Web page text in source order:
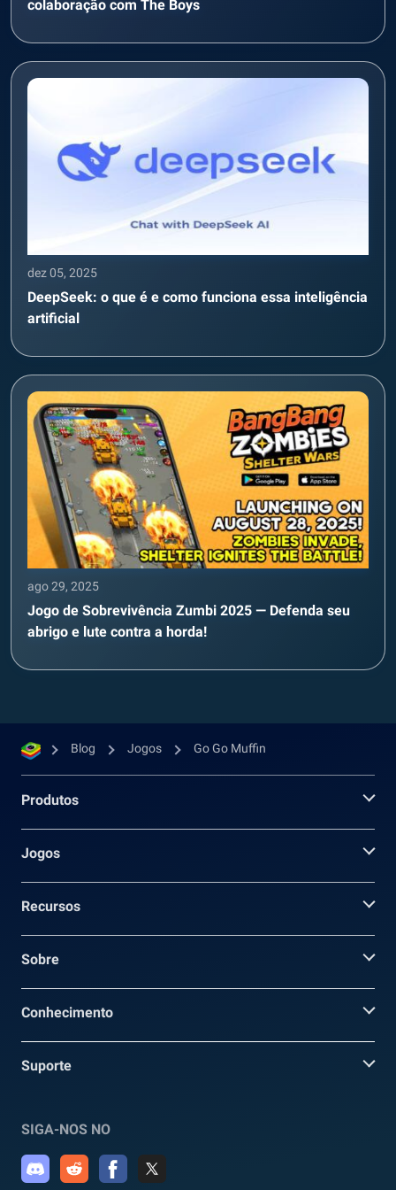
colaboração com The Boys
dez 05, 2025
DeepSeek: o que é e como funciona essa inteligência
artificial
ago 29, 2025
Jogo de Sobrevivência Zumbi 2025 — Defenda seu
abrigo e lute contra a horda!
Blog Jogos Go Go Muffin
Produtos
Jogos
Recursos
Sobre
Conhecimento
Suporte
SIGA-NOS NO